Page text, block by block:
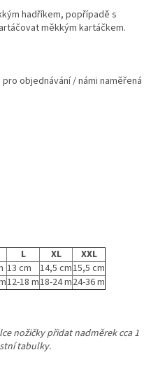
hadříkem, popřípadě s
měkkým kartáčkem.
objednávání / námi naměřená
12 cm
13 cm
14,5 cm
m 15,5 cm
L XL
XXL
13 cm 14,5 cm15,5 cm
12-18 m18-24 m24-36 m
nožičky přidat nadměrek cca 1
tabulky.